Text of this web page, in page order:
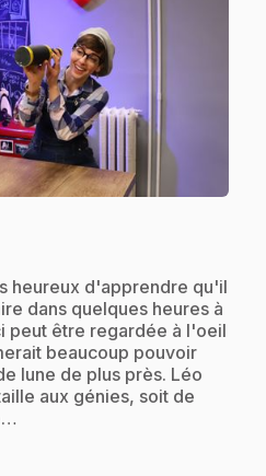
heureux d'apprendre qu'il
dans quelques heures à
peut être regardée à l'oeil
beaucoup pouvoir
lune de plus près. Léo
aux génies, soit de